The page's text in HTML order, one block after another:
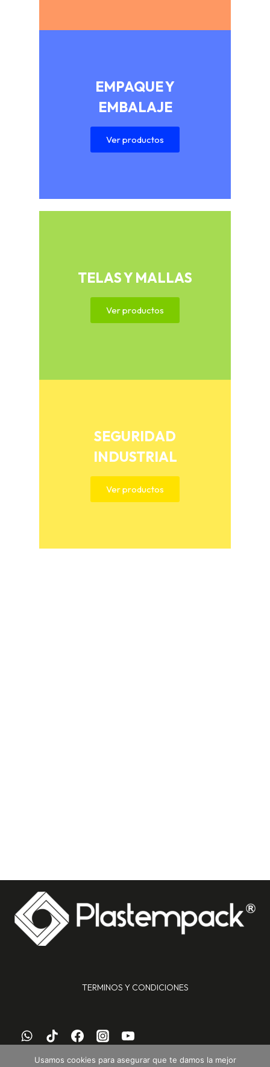
EMPAQUE Y
EMBALAJE
Ver productos
TELAS Y MALLAS
Ver productos
SEGURIDAD
INDUSTRIAL
Ver productos
TERMINOS Y CONDICIONES
Usamos cookies para asegurar que te damos la mejor